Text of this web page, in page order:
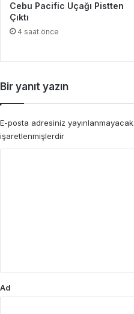
Cebu Pacific Uçağı Pistten
Çıktı
4 saat önce
Bir yanıt yazın
E-posta adresiniz yayınlanmayacak.
işaretlenmişlerdir
Ad